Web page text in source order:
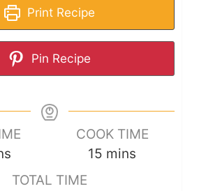
Print Recipe
Pin Recipe
COOK TIME
15 mins
TOTAL TIME